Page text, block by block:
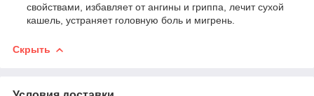
свойствами, избавляет от ангины и гриппа, лечит сухой
кашель, устраняет головную боль и мигрень.
Скрыть